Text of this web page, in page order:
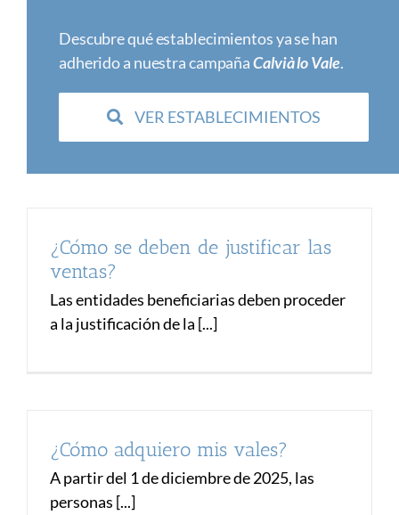
Descubre qué establecimientos ya se han
adherido a nuestra campañaCalvià lo Vale.
VER ESTABLECIMIENTOS
¿Cómo se deben de justificar las
ventas?
Las entidades beneficiarias deben proceder
a la justificación de la [...]
¿Cómo adquiero mis vales?
A partir del 1 de diciembre de 2025, las
personas [...]